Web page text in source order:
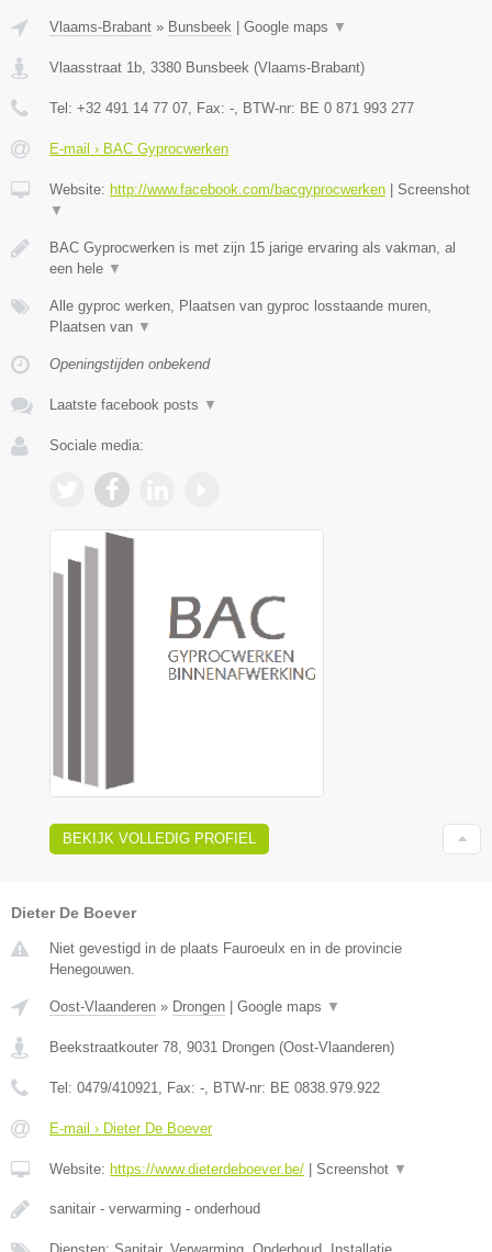
Vlaams-Brabant » Bunsbeek Google maps ▼
Vlaasstraat 1b, 3380 Bunsbeek (Vlaams-Brabant)
Tel: +32 491 14 77 07, Fax: -, BTW-nr: BE 0 871 993 277
E-mail › BAC Gyprocwerken
Website: http://www.facebook.com/bacgyprocwerken
Screenshot
▼
BAC Gyprocwerken is met zijn 15 jarige ervaring als vakman, al
een hele ▼
Alle gyproc werken, Plaatsen van gyproc losstaande muren,
Plaatsen van ▼
Openingstijden onbekend
Laatste facebook posts ▼
Sociale media:
BEKIJK VOLLEDIG PROFIEL
Dieter De Boever
Niet gevestigd in de plaats Fauroeulx en in de provincie
Henegouwen.
Oost-Vlaanderen » Drongen Google maps ▼
Beekstraatkouter 78, 9031 Drongen (Oost-Vlaanderen)
Tel: 0479/410921, Fax: -, BTW-nr: BE 0838.979.922
E-mail › Dieter De Boever
Website: https://www.dieterdeboever.be/ Screenshot ▼
sanitair - verwarming - onderhoud